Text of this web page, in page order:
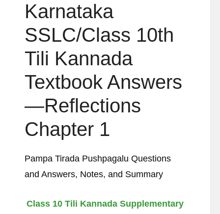
Karnataka
SSLC/Class 10th
Tili Kannada
Textbook Answers
—Reflections
Chapter 1
Pampa Tirada Pushpagalu Questions
and Answers, Notes, and Summary
Class 10 Tili Kannada Supplementary